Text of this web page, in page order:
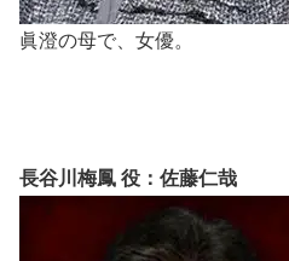
眞澄の母で、女優。
長谷川梅鳳 役：佐藤仁哉